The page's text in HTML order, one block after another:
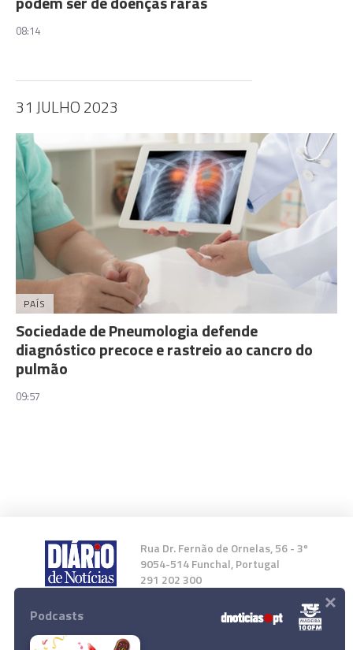
08:14
31 JULHO 2023
PAÍS
Sociedade de Pneumologia defende
diagnóstico precoce e rastreio ao cancro do
pulmão
09:57
Rua Dr. Fernão de Ornelas, 56 - 3º
9054-514 Funchal, Portugal
291 202 300
Instale a nossa App
Podcasts ×